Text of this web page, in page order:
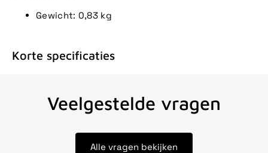
Gewicht: 0,83 kg
Korte specificaties
Veelgestelde vragen
Alle vragen bekijken